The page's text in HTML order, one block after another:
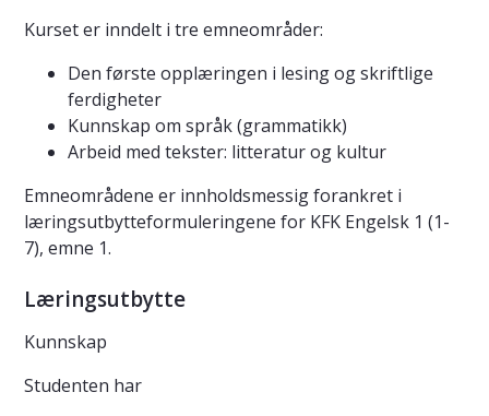
Kurset er inndelt i tre emneområder:
Den første opplæringen i lesing og skriftlige
ferdigheter
Kunnskap om språk (grammatikk)
Arbeid med tekster: litteratur og kultur
Emneområdene er innholdsmessig forankret i
læringsutbytteformuleringene for KFK Engelsk 1 (1-
7), emne 1.
Læringsutbytte
Kunnskap
Studenten har